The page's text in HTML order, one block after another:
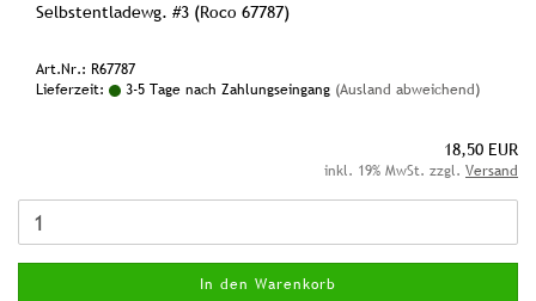
Selbstentladewg. #3 (Roco 67787)
Art.Nr.: R67787
Lieferzeit:
3-5 Tage nach Zahlungseingang (Ausland abweichend)
18,50 EUR
inkl. 19% MwSt. zzgl. Versand
In den Warenkorb